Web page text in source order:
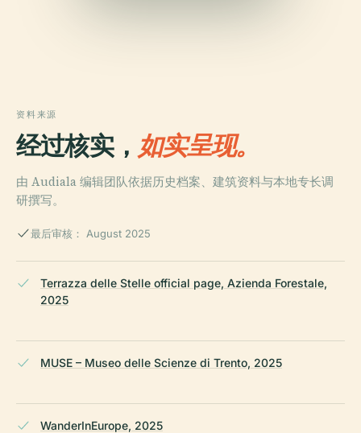
资料来源
经过核实， 如实呈现。
由 Audiala 编辑团队依据历史档案、建筑资料与本地专长调
研撰写。
最后审核： August 2025
Terrazza delle Stelle official page, Azienda Forestale,
2025
MUSE – Museo delle Scienze di Trento, 2025
WanderInEurope, 2025